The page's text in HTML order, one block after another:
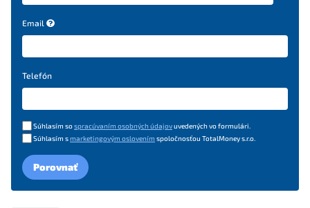
Email
Telefón
Súhlasím sospracúvaním osobných údajovuvedených vo formulári.
Súhlasím smarketingovým oslovením spoločnosťou TotalMoney s.r.o.
Porovnať